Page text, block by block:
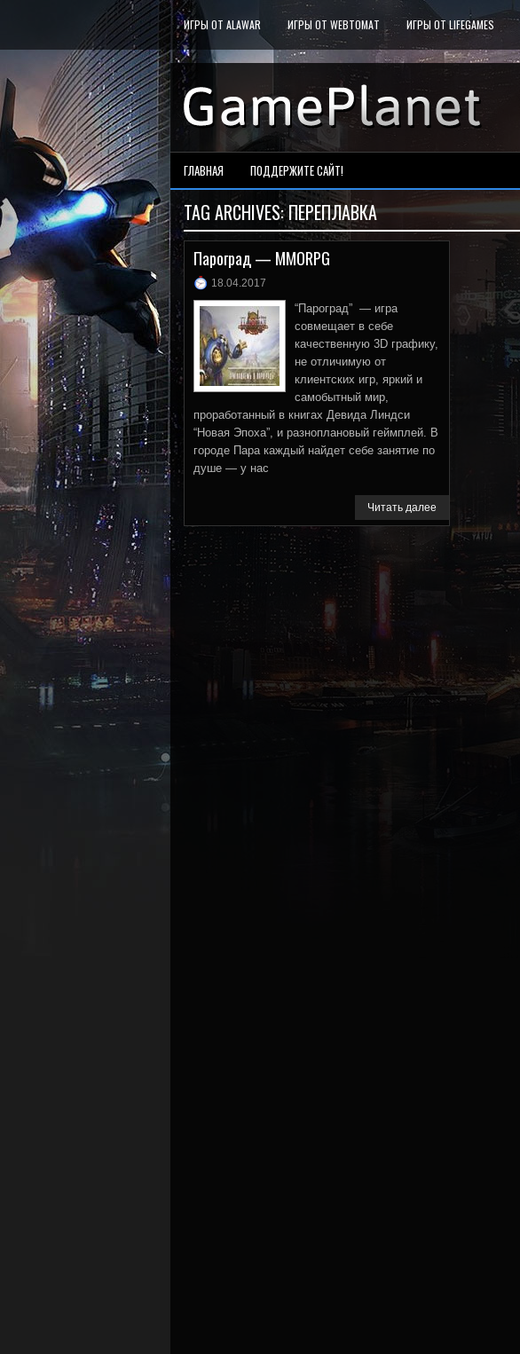
ИГРЫ ОТ ALAWAR ИГРЫ ОТ WEBTOMAT ИГРЫ ОТ LIFEGAMES
ГЛАВНАЯ ПОДДЕРЖИТЕ САЙТ!
TAG ARCHIVES:ПЕРЕПЛАВКА
Пароград — MMORPG
18.04.2017
“Пароград” — игра
совмещает в себе
качественную 3D графику,
не отличимую от
клиентских игр, яркий и
самобытный мир,
проработанный в книгах Девида Линдси
“Новая Эпоха”, и разноплановый геймплей. В
городе Пара каждый найдет себе занятие по
душе — у нас
Читать далее